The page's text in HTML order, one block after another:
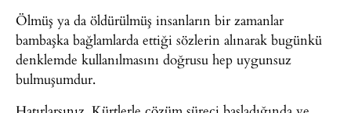
Ölmüş ya da öldürülmüş insanların bir zamanlar
bambaşka bağlamlarda ettiği sözlerin alınarak bugünkü
denklemde kullanılmasını doğrusu hep uygunsuz
bulmuşumdur.